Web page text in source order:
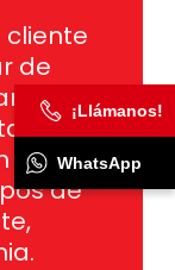
cliente
de
y
de
¡Llámanos!
WhatsApp